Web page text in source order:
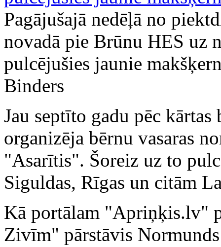
Pagājušajā nedēļā no
novadā pie Brūnu HES uz
pulcējušies jaunie
Binders
Jau septīto gadu pēc
organizēja bērnu vasaras
"Asarītis". Šoreiz uz to
Siguldas, Rīgas un citām
Kā portālam "Apriņķis.lv"
Zivīm" pārstāvis